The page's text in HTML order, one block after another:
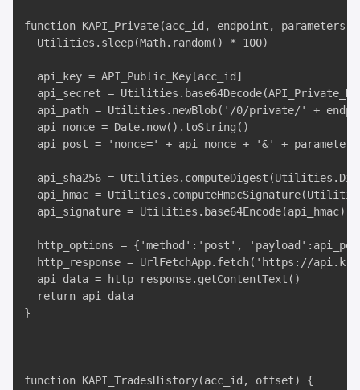
function KAPI_Private(acc_id, endpoint, parameters)
  Utilities.sleep(Math.random() * 100)
  api_key = API_Public_Key[acc_id]
api_secret =
api_path = Utilities.newBlob('/0/private/' +
  api_nonce = Date.now().toString()
  api_post = 'nonce=' + api_nonce + '&' + parameters
api_sha256 =
api_hmac =
  api_signature = Utilities.base64Encode(api_hmac)
http_options = {'method':'post',
http_response = UrlFetchApp.fetch('https://
  api_data = http_response.getContentText()
  return api_data
}
function KAPI_TradesHistory(acc_id, offset) {